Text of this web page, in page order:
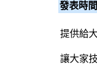
發表時間
提供給
讓大家